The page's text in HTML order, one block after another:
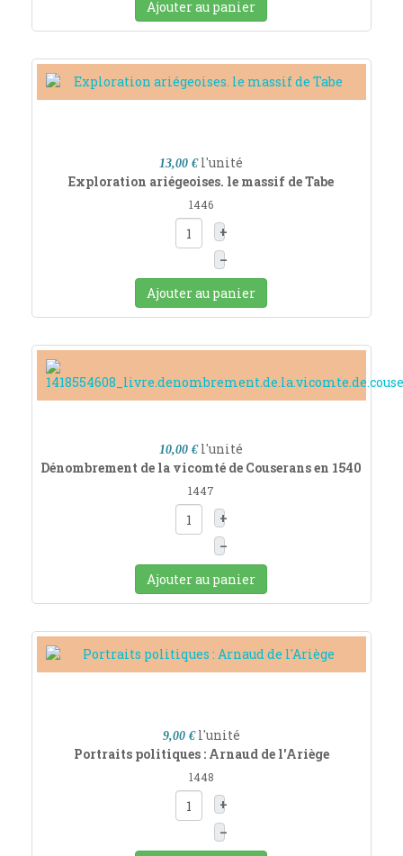
Ajouter au panier
13,00 € l'unité
Exploration ariégeoises. le massif de Tabe
1446
+
–
Ajouter au panier
10,00 € l'unité
Dénombrement de la vicomté de Couserans en 1540
1447
+
–
Ajouter au panier
9,00 € l'unité
Portraits politiques : Arnaud de l'Ariège
1448
+
–